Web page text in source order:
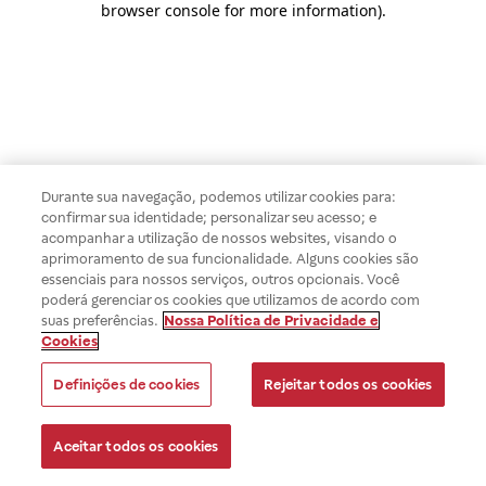
browser console for more information).
Durante sua navegação, podemos utilizar cookies para:
confirmar sua identidade; personalizar seu acesso; e
acompanhar a utilização de nossos websites, visando o
aprimoramento de sua funcionalidade. Alguns cookies são
essenciais para nossos serviços, outros opcionais. Você
poderá gerenciar os cookies que utilizamos de acordo com
suas preferências. Nossa Política de Privacidade e
Cookies
Definições de cookies Rejeitar todos os cookies
Aceitar todos os cookies